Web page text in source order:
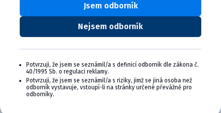
CYMEDICA PLUS: VĚRNOST, KTERÁ
SE VYPLÁCÍ
Staňte se členem věrnostního programu
Cymedica Plus a získejte exkluzivní výhody pro
vaši veterinární praxi.
Nejsem odborník
Jsem odborník
Potvrzuji, že jsem se seznámil/a s definicí odborník dle zákona č.
40/1995 Sb. o regulaci reklamy.
Potvrzuji, že jsem se seznámil/a s riziky, jimž se jiná osoba než
odborník vystavuje, vstoupí-li na stránky určené převážně pro
odborníky.